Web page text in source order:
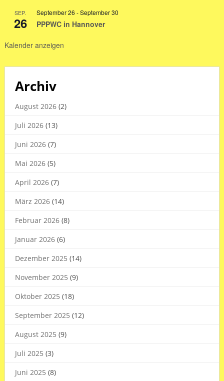
2026
SEP.
26
September 26 -September 30
PPPWC in Hannover
Kalender anzeigen
Archiv
August 2026(2)
Juli 2026(13)
Juni 2026(7)
Mai 2026(5)
April 2026(7)
März 2026(14)
Februar 2026(8)
Januar 2026(6)
Dezember 2025 (14)
November 2025 (9)
Oktober 2025 (18)
September 2025 (12)
August 2025 (9)
Juli 2025 (3)
Juni 2025 (8)